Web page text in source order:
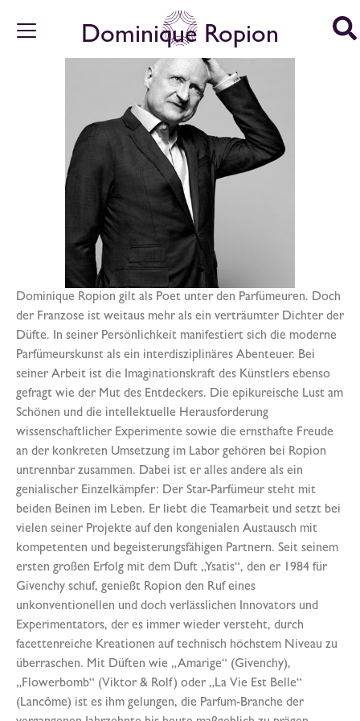
Dominique Ropion
Dominique Ropion gilt als Poet unter den Parfümeuren. Doch
der Franzose ist weitaus mehr als ein verträumter Dichter der
Düfte. In seiner Persönlichkeit manifestiert sich die moderne
Parfümeurskunst als ein interdisziplinäres Abenteuer. Bei
seiner Arbeit ist die Imaginationskraft des Künstlers ebenso
gefragt wie der Mut des Entdeckers. Die epikureische Lust am
Schönen und die intellektuelle Herausforderung
wissenschaftlicher Experimente sowie die ernsthafte Freude
an der konkreten Umsetzung im Labor gehören bei Ropion
untrennbar zusammen. Dabei ist er alles andere als ein
genialischer Einzelkämpfer: Der Star-Parfümeur steht mit
beiden Beinen im Leben. Er liebt die Teamarbeit und setzt bei
vielen seiner Projekte auf den kongenialen Austausch mit
kompetenten und begeisterungsfähigen Partnern. Seit seinem
ersten großen Erfolg mit dem Duft „Ysatis“, den er 1984 für
Givenchy schuf, genießt Ropion den Ruf eines
unkonventionellen und doch verlässlichen Innovators und
Experimentators, der es immer wieder versteht, durch
facettenreiche Kreationen auf technisch höchstem Niveau zu
überraschen. Mit Düften wie „Amarige“ (Givenchy),
„Flowerbomb“ (Viktor & Rolf) oder „La Vie Est Belle“
(Lancôme) ist es ihm gelungen, die Parfum-Branche der